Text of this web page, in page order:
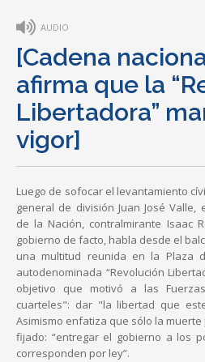
AUDIO
[Cadena
afirma que la
Libertadora”
vigor]
Luego de sofocar el levantamiento
general de división Juan José
de la Nación, contralmirante Isaac
gobierno de facto, habla desde el
una multitud reunida en la Plaza
autodenominada “Revolución
objetivo que motivó a las
cuarteles": dar "la libertad que
Asimismo enfatiza que sólo la
fijado: “entregar el gobierno a los
corresponden por ley”.